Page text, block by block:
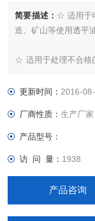
简要描述： ☆ 适用于
造、矿山等使用透平
☆ 适用于处理不合格
实现无人值守的在线
更新时间： 2016-
厂商性质：生产厂家
产品型号：
访 问 量： 1938
产品咨询